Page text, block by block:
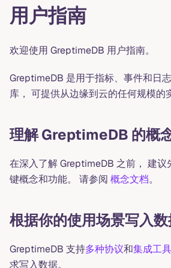
用户指南
欢迎使用 GreptimeDB 用户指南。
GreptimeDB 是用于指标、事件和日
库， 可提供从边缘到云的任何规模的
理解 GreptimeDB 的概
在深入了解 GreptimeDB 之前， 建议
键概念和功能。 请参阅 概念文档。
根据你的使用场景写入
GreptimeDB 支持多种协议和集成工具
求写入数据。